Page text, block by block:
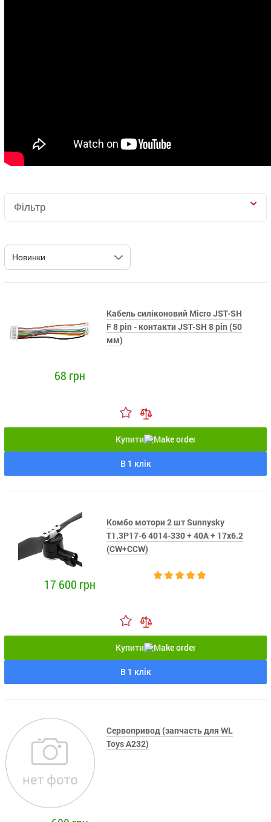
Фільтр
Кабель силіконовий Micro JST-SH
F 8 pin - контакти JST-SH 8 pin (50
мм)
68 грн
Купити
В 1 клік
Комбо мотори 2 шт Sunnysky
T1.3P17-6 4014-330 + 40A + 17x6.2
(CW+CCW)
17 600 грн
Купити
В 1 клік
Сервопривод (запчасть для WL
Toys A232)